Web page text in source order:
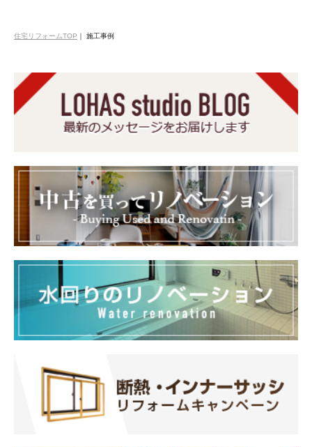
住宅リフォームTOP ｜ 施工事例